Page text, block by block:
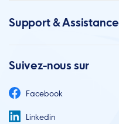
Support & Assistance
Suivez-nous sur
Facebook
Linkedin